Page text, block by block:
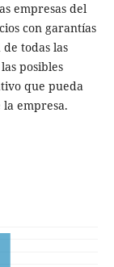
empresas del
con garantías
todas las
posibles
que pueda
empresa.